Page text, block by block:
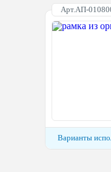
Арт.АП-
Варианты